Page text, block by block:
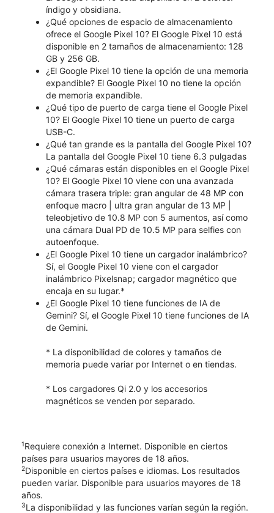
índigo y obsidiana.
¿Qué opciones de espacio de almacenamiento
ofrece el Google Pixel 10? El Google Pixel 10 está
disponible en 2 tamaños de almacenamiento: 128
GB y 256 GB.
¿El Google Pixel 10 tiene la opción de una memoria
expandible? El Google Pixel 10 no tiene la opción
de memoria expandible.
¿Qué tipo de puerto de carga tiene el Google Pixel
10? El Google Pixel 10 tiene un puerto de carga
USB-C.
¿Qué tan grande es la pantalla del Google Pixel 10?
La pantalla del Google Pixel 10 tiene 6.3 pulgadas
¿Qué cámaras están disponibles en el Google Pixel
10? El Google Pixel 10 viene con una avanzada
cámara trasera triple: gran angular de 48 MP con
enfoque macro | ultra gran angular de 13 MP |
teleobjetivo de 10.8 MP con 5 aumentos, así como
una cámara Dual PD de 10.5 MP para selfies con
autoenfoque.
¿El Google Pixel 10 tiene un cargador inalámbrico?
Sí, el Google Pixel 10 viene con el cargador
inalámbrico Pixelsnap; cargador magnético que
encaja en su lugar.*
¿El Google Pixel 10 tiene funciones de IA de
Gemini? Sí, el Google Pixel 10 tiene funciones de IA
de Gemini.
* La disponibilidad de colores y tamaños de
memoria puede variar por Internet o en tiendas.
* Los cargadores Qi 2.0 y los accesorios
magnéticos se venden por separado.
1Requiere conexión a Internet. Disponible en ciertos
países para usuarios mayores de 18 años.
2Disponible en ciertos países e idiomas. Los resultados
pueden variar. Disponible para usuarios mayores de 18
años.
3La disponibilidad y las funciones varían según la región.